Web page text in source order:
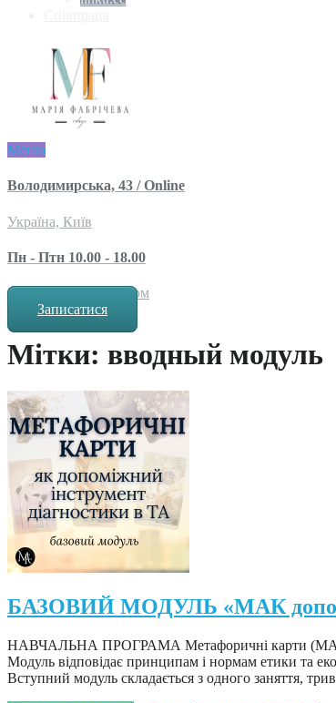
Меню
Володимирська, 43 / Online
Україна, Київ
Пн - Птн 10.00 - 18.00
за попереднім записом
Записатися
Мітки: вводный модуль
БАЗОВИЙ МОДУЛЬ «МАК
НАВЧАЛЬНА ПРОГРАМА Метафоричні карти (МАК),
Модуль відповідає принципам і нормам етики та
Вступний модуль складається з одного заняття,